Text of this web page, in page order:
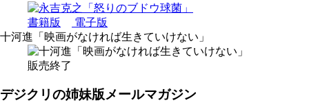
書籍版
電子版
十河進「映画がなければ生きていけない」
販売終了
デジクリの姉妹版メールマガジン